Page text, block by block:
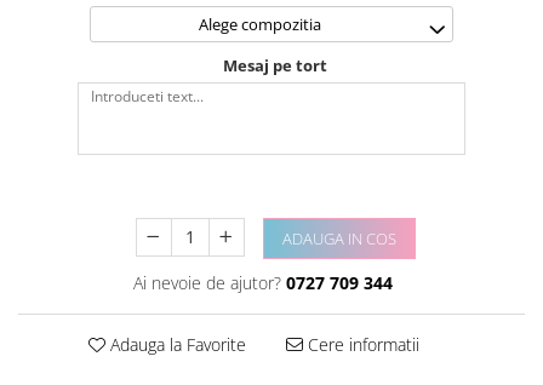
Alege compozitia
Mesaj pe tort
ADAUGA IN COS
Ai nevoie de ajutor? 0727 709 344
Adauga la Favorite Cere informatii